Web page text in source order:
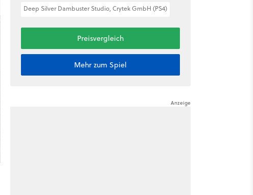
Deep Silver Dambuster Studio, Crytek GmbH (PS4)
Preisvergleich
Mehr zum Spiel